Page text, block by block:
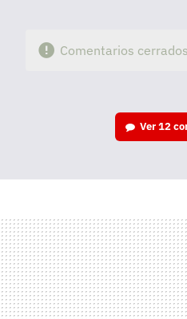
Comentarios cerrados
Ver12